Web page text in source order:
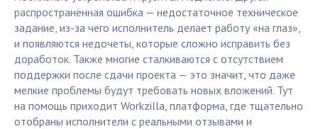
распространённая ошибка — недостаточное техническое
задание, из-за чего исполнитель делает работу «на глаз»,
и появляются недочеты, которые сложно исправить без
доработок. Также многие сталкиваются с отсутствием
поддержки после сдачи проекта — это значит, что даже
мелкие проблемы будут требовать новых вложений. Тут
на помощь приходит Workzilla, платформа, где тщательно
отобраны исполнители с реальными отзывами и